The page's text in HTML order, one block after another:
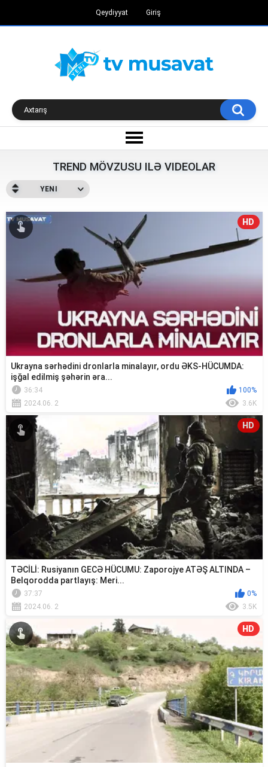
Qeydiyyat Giriş
TREND MÖVZUSU ILƏ VIDEOLAR
YENI
HD
Ukrayna sərhədini dronlarla minalayır, ordu ƏKS-HÜCUMDA:
işğal edilmiş şəhərin əra...
36:34
100%
2024.06. 2
3.6K
HD
TƏCİLİ: Rusiyanın GECƏ HÜCUMU: Zaporojye ATƏŞ ALTINDA –
Belqorodda partlayış: Meri...
37:37
0%
2024.06. 2
3.5K
HD